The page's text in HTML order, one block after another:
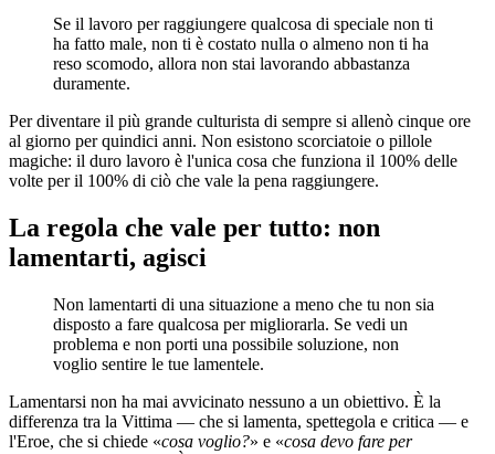
Se il lavoro per raggiungere qualcosa di speciale non ti
ha fatto male, non ti è costato nulla o almeno non ti ha
reso scomodo, allora non stai lavorando abbastanza
duramente.
Per diventare il più grande culturista di sempre si allenò cinque ore
al giorno per quindici anni. Non esistono scorciatoie o pillole
magiche: il duro lavoro è l'unica cosa che funziona il 100% delle
volte per il 100% di ciò che vale la pena raggiungere.
La regola che vale per tutto: non
lamentarti, agisci
Non lamentarti di una situazione a meno che tu non sia
disposto a fare qualcosa per migliorarla. Se vedi un
problema e non porti una possibile soluzione, non
voglio sentire le tue lamentele.
Lamentarsi non ha mai avvicinato nessuno a un obiettivo. È la
differenza tra la Vittima — che si lamenta, spettegola e critica — e
l'Eroe, che si chiede «cosa voglio?» e «cosa devo fare per